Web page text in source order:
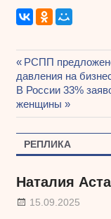
Навигация
по
записям
Предыдущая
запись:
РСПП
давления на
Следующая
запись:
В России 33%
женщины
РЕПЛИКА
Наталия
15.09.2025